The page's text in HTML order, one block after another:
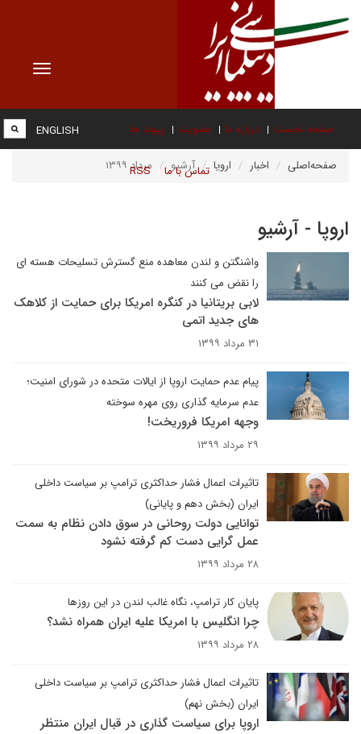
Toggle
صفحه نخست درباره ما عضویت پیوند ها
تماس با ما RSS
ENGLISH
صفحه‌اصلی اخبار اروپا آرشیو مرداد ۱۳۹۹
اروپا - آرشیو
واشنگتن و لندن معاهده منع گسترش تسلیحات هسته ای
را نقض می کنند
لابی بریتانیا در کنگره امریکا برای حمایت از کلاهک
های جدید اتمی
۳۱ مرداد ۱۳۹۹
پیام عدم حمایت اروپا از ایالات متحده در شورای امنیت؛
عدم سرمایه گذاری روی مهره سوخته
وجهه امریکا فروریخت!
۲۹ مرداد ۱۳۹۹
تاثیرات اعمال فشار حداکثری ترامپ بر سیاست داخلی
ایران (بخش دهم و پایانی)
توانایی دولت روحانی در سوق دادن نظام به سمت
عمل گرایی دست کم گرفته نشود
۲۸ مرداد ۱۳۹۹
پایان کار ترامپ، نگاه غالب لندن در این روزها
چرا انگلیس با امریکا علیه ایران همراه نشد؟
۲۸ مرداد ۱۳۹۹
تاثیرات اعمال فشار حداکثری ترامپ بر سیاست داخلی
ایران (بخش نهم)
اروپا برای سیاست گذاری در قبال ایران منتظر